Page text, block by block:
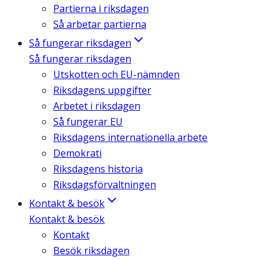
Partierna i riksdagen
Så arbetar partierna
Så fungerar riksdagen
Så fungerar riksdagen
Utskotten och EU-nämnden
Riksdagens uppgifter
Arbetet i riksdagen
Så fungerar EU
Riksdagens internationella arbete
Demokrati
Riksdagens historia
Riksdagsförvaltningen
Kontakt & besök
Kontakt & besök
Kontakt
Besök riksdagen